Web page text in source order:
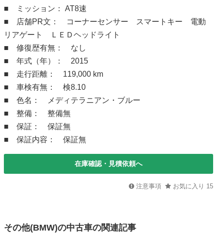
■ ミッション： AT8速
■ 店舗PR文： コーナーセンサー スマートキー 電動
リアゲート ＬＥＤヘッドライト
■ 修復歴有無： なし
■ 年式（年）： 2015
■ 走行距離： 119,000 km
■ 車検有無： 検8.10
■ 色名： メディテラニアン・ブルー
■ 整備： 整備無
■ 保証： 保証無
■ 保証内容： 保証無
在庫確認・見積依頼へ
注意事項 お気に入り 15
その他(BMW)の中古車の関連記事